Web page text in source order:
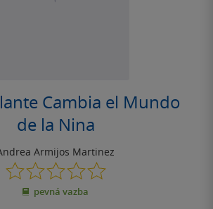
Cambia el Mundo
de la Nina
Armijos Martinez
0.0
z
5
pevná vazba